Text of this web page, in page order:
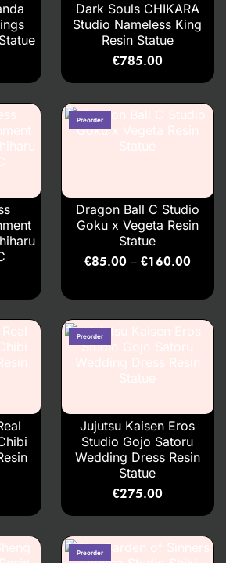
Dark Souls CHIKARA
Studio Nameless King
Resin Statue
€785.00
Dragon Ball C Studio
Goku x Vegeta Resin
Statue
€85.00 – €160.00
Jujutsu Kaisen Eros
Studio Gojo Satoru
Wedding Dress Resin
Statue
€275.00